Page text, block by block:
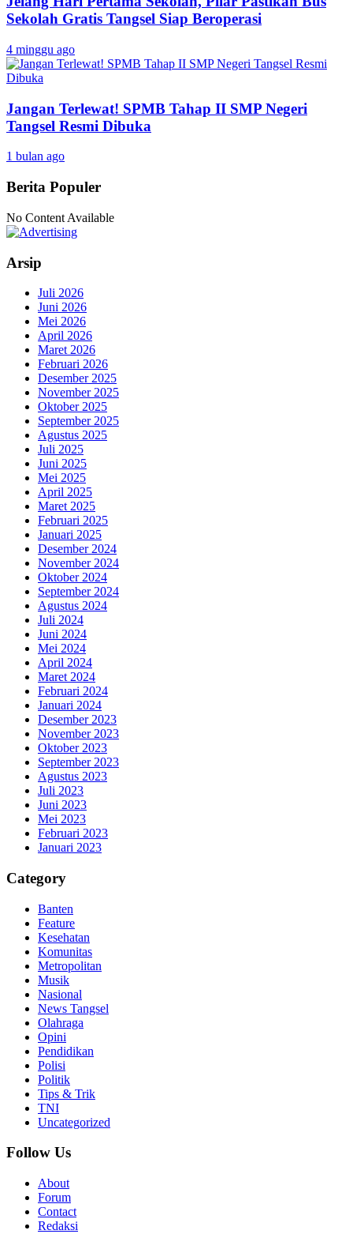
Sekolah Gratis Tangsel Siap Beroperasi
4 minggu ago
Jangan Terlewat! SPMB Tahap II SMP Negeri
Tangsel Resmi Dibuka
1 bulan ago
Berita Populer
No Content Available
Arsip
Juli 2026
Juni 2026
Mei 2026
April 2026
Maret 2026
Februari 2026
Desember 2025
November 2025
Oktober 2025
September 2025
Agustus 2025
Juli 2025
Juni 2025
Mei 2025
April 2025
Maret 2025
Februari 2025
Januari 2025
Desember 2024
November 2024
Oktober 2024
September 2024
Agustus 2024
Juli 2024
Juni 2024
Mei 2024
April 2024
Maret 2024
Februari 2024
Januari 2024
Desember 2023
November 2023
Oktober 2023
September 2023
Agustus 2023
Juli 2023
Juni 2023
Mei 2023
Februari 2023
Januari 2023
Category
Banten
Feature
Kesehatan
Komunitas
Metropolitan
Musik
Nasional
News Tangsel
Olahraga
Opini
Pendidikan
Polisi
Politik
Tips & Trik
TNI
Uncategorized
Follow Us
About
Forum
Contact
Redaksi